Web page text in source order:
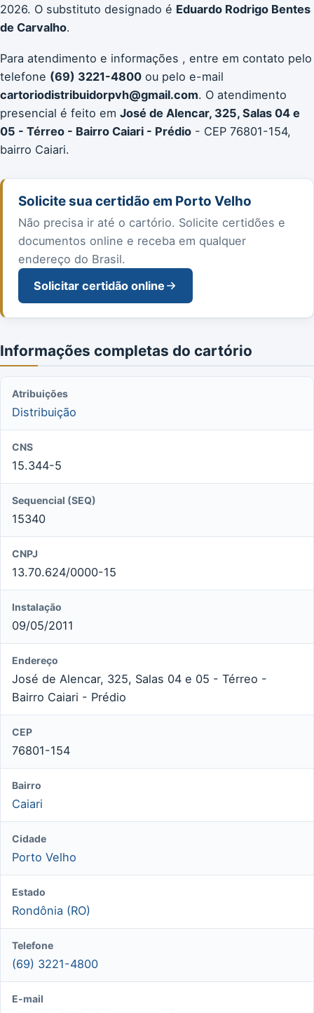
2026. O substituto designado é Eduardo Rodrigo Bentes
de Carvalho.
Para atendimento e informações , entre em contato pelo
telefone (69) 3221-4800 ou pelo e-mail
cartoriodistribuidorpvh@gmail.com. O atendimento
presencial é feito em José de Alencar, 325, Salas 04 e
05 - Térreo - Bairro Caiari - Prédio - CEP 76801-154,
bairro Caiari.
Solicite sua certidão em Porto Velho
Não precisa ir até o cartório. Solicite certidões e
documentos online e receba em qualquer
endereço do Brasil.
Solicitar certidão online
Informações completas do cartório
Atribuições
Distribuição
CNS
15.344-5
Sequencial (SEQ)
15340
CNPJ
13.70.624/0000-15
Instalação
09/05/2011
Endereço
José de Alencar, 325, Salas 04 e 05 - Térreo -
Bairro Caiari - Prédio
CEP
76801-154
Bairro
Caiari
Cidade
Porto Velho
Estado
Rondônia (RO)
Telefone
(69) 3221-4800
E-mail